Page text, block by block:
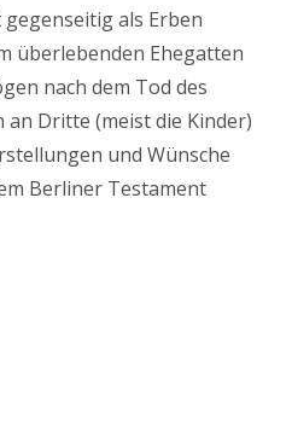
als Erben
überlebenden Ehegatten
nach dem Tod des
Dritte (meist die Kinder)
und Wünsche
Berliner Testament